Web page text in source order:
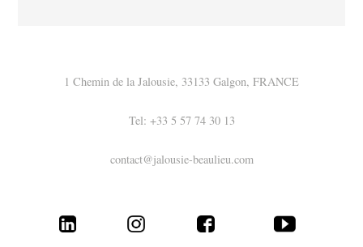
1 Chemin de la Jalousie, 33133 Galgon, FRANCE
Tel: +33 5 57 74 30 13
contact@jalousie-beaulieu.com